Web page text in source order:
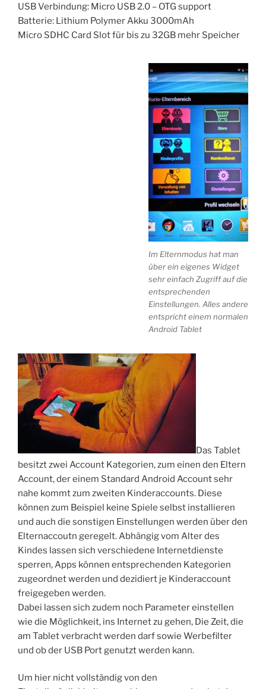
USB Verbindung: Micro USB 2.0 – OTG support
Batterie: Lithium Polymer Akku 3000mAh
Micro SDHC Card Slot für bis zu 32GB mehr Speicher
Im Elternmodus hat man
über ein eigenes Widget
sehr einfach Zugriff auf die
entsprechenden
Einstellungen. Alles andere
entspricht einem normalen
Android Tablet
Das Tablet
besitzt zwei Account Kategorien, zum einen den Eltern
Account, der einem Standard Android Account sehr
nahe kommt zum zweiten Kinderaccounts. Diese
können zum Beispiel keine Spiele selbst installieren
und auch die sonstigen Einstellungen werden über den
Elternaccoutn geregelt. Abhängig vom Alter des
Kindes lassen sich verschiedene Internetdienste
sperren, Apps können entsprechenden Kategorien
zugeordnet werden und dezidiert je Kinderaccount
freigegeben werden.
Dabei lassen sich zudem noch Parameter einstellen
wie die Möglichkeit, ins Internet zu gehen, Die Zeit, die
am Tablet verbracht werden darf sowie Werbefilter
und ob der USB Port genutzt werden kann.
Um hier nicht vollständig von den